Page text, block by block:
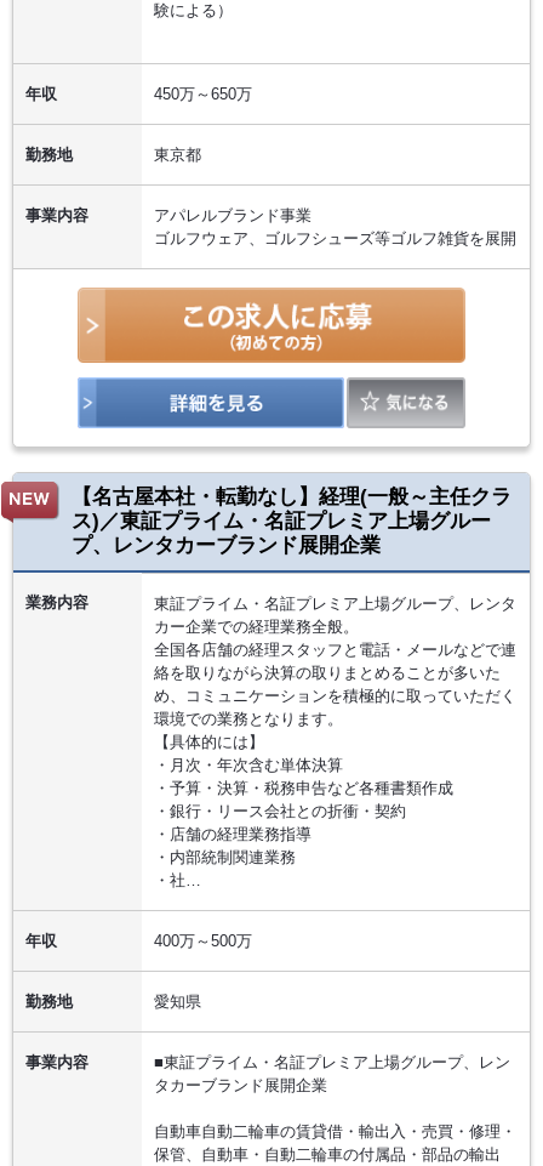
験による）
年収 450万～650万
勤務地 東京都
事業内容
アパレルブランド事業
ゴルフウェア、ゴルフシューズ等ゴルフ雑貨を展開
【名古屋本社・転勤なし】経理(一般～主任クラ
ス)／東証プライム・名証プレミア上場グルー
プ、レンタカーブランド展開企業
業務内容
東証プライム・名証プレミア上場グループ、レンタ
カー企業での経理業務全般。
全国各店舗の経理スタッフと電話・メールなどで連
絡を取りながら決算の取りまとめることが多いた
め、コミュニケーションを積極的に取っていただく
環境での業務となります。
【具体的には】
・月次・年次含む単体決算
・予算・決算・税務申告など各種書類作成
・銀行・リース会社との折衝・契約
・店舗の経理業務指導
・内部統制関連業務
・社…
年収 400万～500万
勤務地 愛知県
事業内容
■東証プライム・名証プレミア上場グループ、レン
タカーブランド展開企業
自動車自動二輪車の賃貸借・輸出入・売買・修理・
保管、自動車・自動二輪車の付属品・部品の輸出